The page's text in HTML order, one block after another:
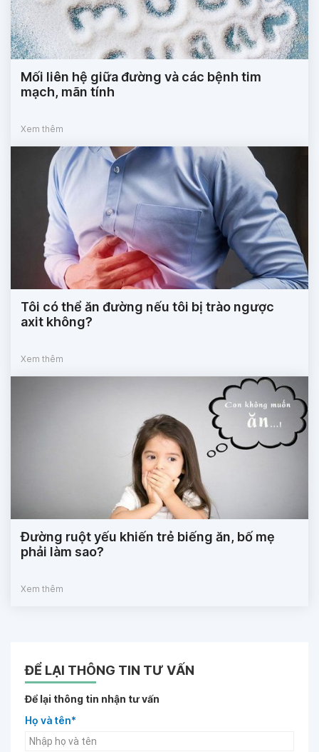
Mối liên hệ giữa đường và các bệnh tim
mạch, mãn tính
Xem thêm
Tôi có thể ăn đường nếu tôi bị trào ngược
axit không?
Xem thêm
Đường ruột yếu khiến trẻ biếng ăn, bố mẹ
phải làm sao?
Xem thêm
ĐỂ LẠI THÔNG TIN TƯ VẤN
Để lại thông tin nhận tư vấn
Họ và tên*